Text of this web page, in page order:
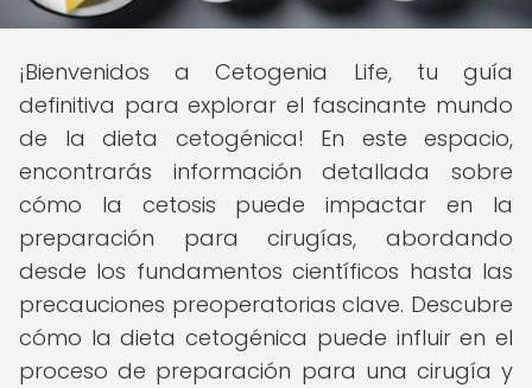
¡Bienvenidos a Cetogenia Life, tu guía
definitiva para explorar el fascinante mundo
de la dieta cetogénica! En este espacio,
encontrarás información detallada sobre
cómo la cetosis puede impactar en la
preparación para cirugías, abordando
desde los fundamentos científicos hasta las
precauciones preoperatorias clave. Descubre
cómo la dieta cetogénica puede influir en el
proceso de preparación para una cirugía y